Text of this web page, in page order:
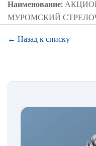
Наименование:
МУРОМСКИЙ
← Назад к списку